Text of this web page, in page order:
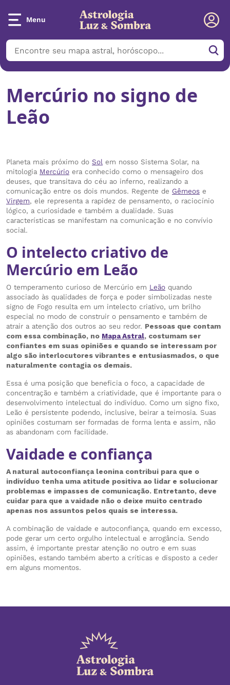
Menu
Mercúrio no signo de
Leão
Planeta mais próximo do Sol em nosso Sistema Solar, na
mitologia Mercúrio era conhecido como o mensageiro dos
deuses, que transitava do céu ao inferno, realizando a
comunicação entre os dois mundos. Regente de Gêmeos e
Virgem, ele representa a rapidez de pensamento, o raciocínio
lógico, a curiosidade e também a dualidade. Suas
características se manifestam na comunicação e no convívio
social.
O intelecto criativo de
Mercúrio em Leão
O temperamento curioso de Mercúrio em Leão quando
associado às qualidades de força e poder simbolizadas neste
signo de Fogo resulta em um intelecto criativo, um brilho
especial no modo de construir o pensamento e também de
atrair a atenção dos outros ao seu redor. Pessoas que contam
com essa combinação, no Mapa Astral, costumam ser
confiantes em suas opiniões e quando se interessam por
algo são interlocutores vibrantes e entusiasmados, o que
naturalmente contagia os demais.
Essa é uma posição que beneficia o foco, a capacidade de
concentração e também a criatividade, que é importante para o
desenvolvimento intelectual do indivíduo. Como um signo fixo,
Leão é persistente podendo, inclusive, beirar a teimosia. Suas
opiniões costumam ser formadas de forma lenta e assim, não
as abandonam com facilidade.
Vaidade e confiança
A natural autoconfiança leonina contribui para que o
indivíduo tenha uma atitude positiva ao lidar e solucionar
problemas e impasses de comunicação. Entretanto, deve
cuidar para que a vaidade não o deixe muito centrado
apenas nos assuntos pelos quais se interessa.
A combinação de vaidade e autoconfiança, quando em excesso,
pode gerar um certo orgulho intelectual e arrogância. Sendo
assim, é importante prestar atenção no outro e em suas
opiniões, estando também aberto a críticas e disposto a ceder
em alguns momentos.